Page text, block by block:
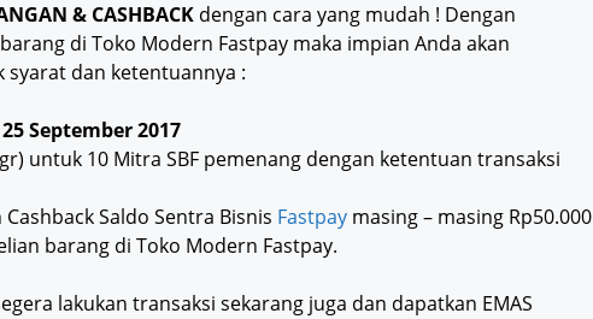
& CASHBACK dengan cara yang mudah ! Dengan
di Toko Modern Fastpay maka impian Anda akan
syarat dan ketentuannya :
September 2017
untuk 10 Mitra SBF pemenang dengan ketentuan transaksi
Saldo Sentra Bisnis Fastpay masing – masing Rp50.000
barang di Toko Modern Fastpay.
lakukan transaksi sekarang juga dan dapatkan EMAS